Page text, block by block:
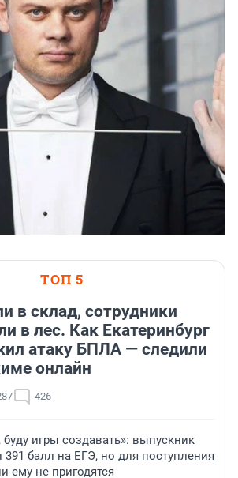
ТОП 5
в склад, сотрудники
в лес. Как Екатеринбург
атаку БПЛА — следили
онлайн
426
игры создавать»: выпускник
391 балл на ЕГЭ, но для поступления
ему не пригодятся